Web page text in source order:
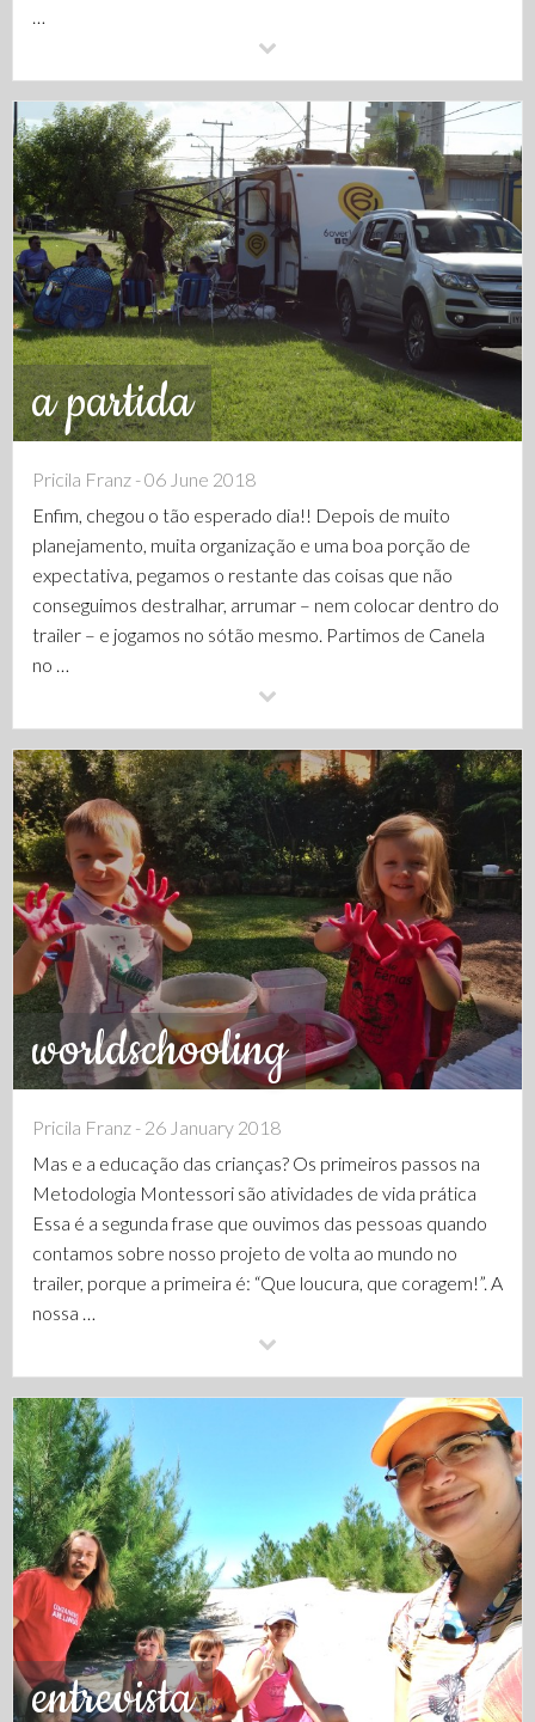
…
a partida
Pricila Franz - 06 June 2018
Enfim, chegou o tão esperado dia!! Depois de muito
planejamento, muita organização e uma boa porção de
expectativa, pegamos o restante das coisas que não
conseguimos destralhar, arrumar – nem colocar dentro do
trailer – e jogamos no sótão mesmo. Partimos de Canela
no …
worldschooling
Pricila Franz - 26 January 2018
Mas e a educação das crianças? Os primeiros passos na
Metodologia Montessori são atividades de vida prática
Essa é a segunda frase que ouvimos das pessoas quando
contamos sobre nosso projeto de volta ao mundo no
trailer, porque a primeira é: “Que loucura, que coragem!”. A
nossa …
entrevista